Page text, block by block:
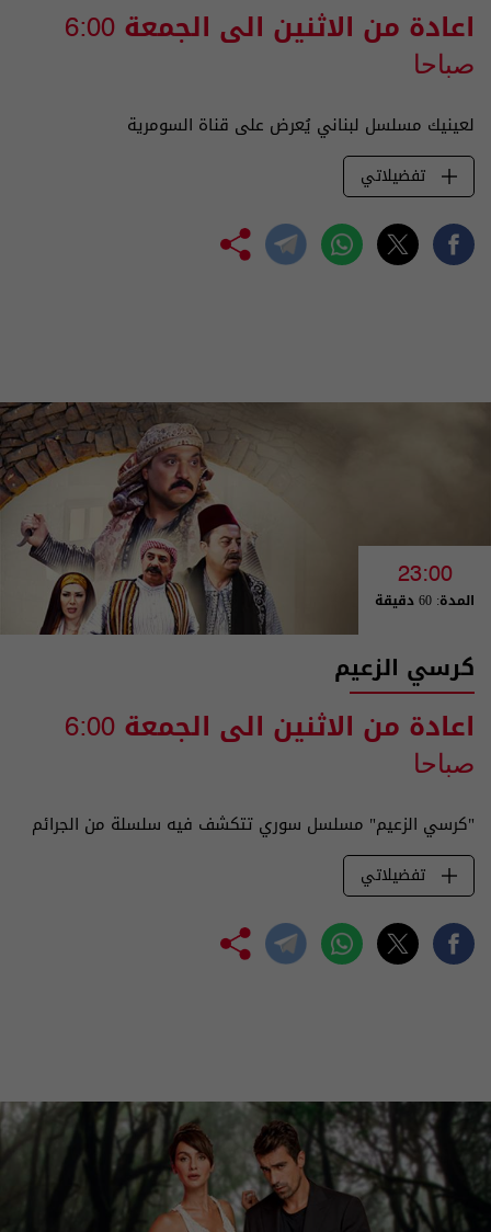
اعادة من الاثنين الى الجمعة 6:00
صباحا
لعينيك مسلسل لبناني يُعرض على قناة السومرية
تفضيلاتي
23:00
المدة: 60 دقيقة
كرسي الزعيم
اعادة من الاثنين الى الجمعة 6:00
صباحا
"كرسي الزعيم" مسلسل سوري تتكشف فيه سلسلة من الجرائم
تفضيلاتي